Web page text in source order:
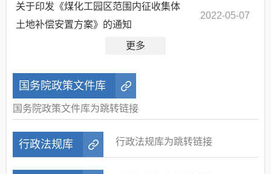
关于印发《煤化工园区范围内征收集体
土地补偿安置方案》的通知
2022-05-07
更多
国务院政策文件库
国务院政策文件库为跳转链接
行政法规库 行政法规库为跳转链接